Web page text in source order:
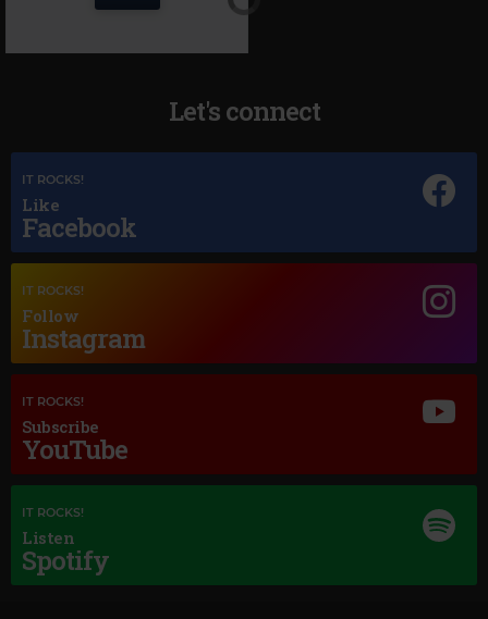
Magic Jazz
Let's connect
IT ROCKS!
Like
Facebook
IT ROCKS!
Follow
Instagram
IT ROCKS!
Subscribe
YouTube
IT ROCKS!
Listen
Spotify